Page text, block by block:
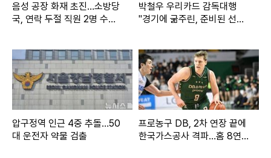
음성 공장 화재 초진…소방당
국, 연락 두절 직원 2명 수색
박철우 우리카드 감독대행
"경기에 굶주린, 준비된 선수
압구정역 인근 4중 추돌…50
대 운전자 약물 검출
프로농구 DB, 2차 연장 끝에
한국가스공사 격파…홈 8연